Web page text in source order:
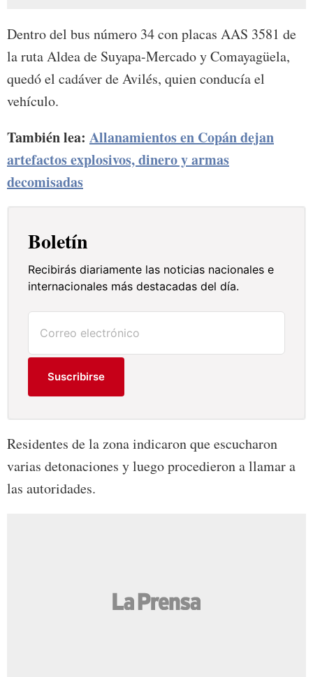
Dentro del bus número 34 con placas AAS 3581 de
la ruta Aldea de Suyapa-Mercado y Comayagüela,
quedó el cadáver de Avilés, quien conducía el
vehículo.
También lea: Allanamientos en Copán dejan
artefactos explosivos, dinero y armas
decomisadas
Boletín
Recibirás diariamente las noticias nacionales e
internacionales más destacadas del día.
Suscribirse
Residentes de la zona indicaron que escucharon
varias detonaciones y luego procedieron a llamar a
las autoridades.